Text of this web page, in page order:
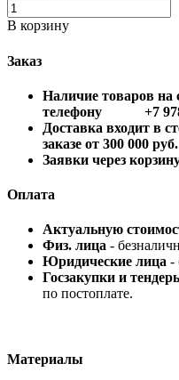
В корзину
Заказ
Наличие товаров на
телефону +7 978
Доставка входит в
заказе от 300 000 руб.
Заявки через
Оплата
Актуальную
Физ. лица -
Юридические лица -
Госзакупки и
по постоплате.
Материалы